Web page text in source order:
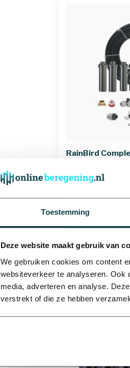
Toestemming
Deze website maakt gebruik van
We gebruiken cookies om content
websiteverkeer te analyseren. Ook
media, adverteren en analyse.
verstrekt of die ze hebben
RainBird
tyleenslang | 8
€382,53
Levering binnen 3-4
40 mm